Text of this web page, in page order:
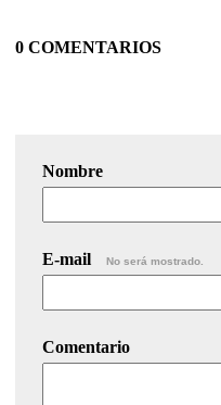
0 COMENTARIOS
Nombre
E-mail No será mostrado.
Comentario